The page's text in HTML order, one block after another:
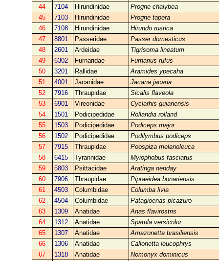
44
7104 Hirundinidae
Progne chalybea
45
7103 Hirundinidae
Progne tapera
46
7108 Hirundinidae
Hirundo rustica
47
8801 Passeridae
Passer domesticus
48
2601 Ardeidae
Tigrisoma lineatum
49
6302 Furnaridae
Furnarius rufus
50
3201 Rallidae
Aramides ypecaha
51
4001 Jacanidae
Jacana jacana
52
7916 Thraupidae
Sicalis flaveola
53
6901 Vireonidae
Cyclarhis gujanensis
54
1501 Podicipedidae
Rollandia rolland
55
1503 Podicipedidae
Podiceps major
56
1502 Podicipedidae
Podilymbus podiceps
57
7915 Thraupidae
Poospiza melanoleuca
58
6415 Tyrannidae
Myiophobus fasciatus
59
5803 Psittacidae
Aratinga nenday
60
7906 Thraupidae
Pipraeidea bonariensis
61
4503 Columbidae
Columba livia
62
4504 Columbidae
Patagioenas picazuro
63
1309 Anatidae
Anas flavirostris
64
1312 Anatidae
Spatula versicolor
65
1307 Anatidae
Amazonetta brasiliensis
66
1306 Anatidae
Callonetta leucophrys
67
1318 Anatidae
Nomonyx dominicus